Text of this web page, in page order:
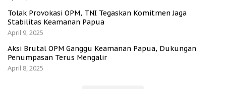
Tolak Provokasi OPM, TNI Tegaskan Komitmen Jaga
Stabilitas Keamanan Papua
April 9, 2025
Aksi Brutal OPM Ganggu Keamanan Papua, Dukungan
Penumpasan Terus Mengalir
April 8, 2025